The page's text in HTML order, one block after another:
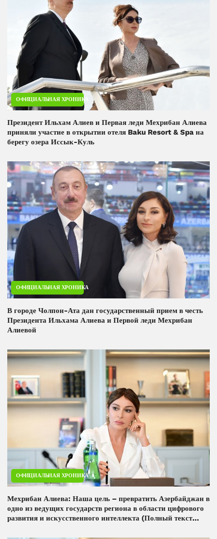
ОФИЦИАЛЬНАЯ ХРОНИКА
Президент Ильхам Алиев и Первая леди Мехрибан Алиева
приняли участие в открытии отеля Baku Resort & Spa на
берегу озера Иссык-Куль
ОФИЦИАЛЬНАЯ ХРОНИКА
В городе Чолпон-Ата дан государственный прием в честь
Президента Ильхама Алиева и Первой леди Мехрибан
Алиевой
ОФИЦИАЛЬНАЯ ХРОНИКА
Мехрибан Алиева: Наша цель – превратить Азербайджан в
одно из ведущих государств региона в области цифрового
развития и искусственного интеллекта (Полный текст